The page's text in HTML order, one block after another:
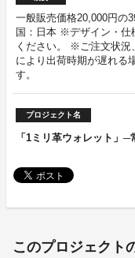
一般販売価格20,000円の
国：日本 ※デザイン・仕
ください。 ※ご注文状況
により出荷時期が遅れる
す。
プロジェクト名
「1ミリ革ウォレット」
このプロジェクト